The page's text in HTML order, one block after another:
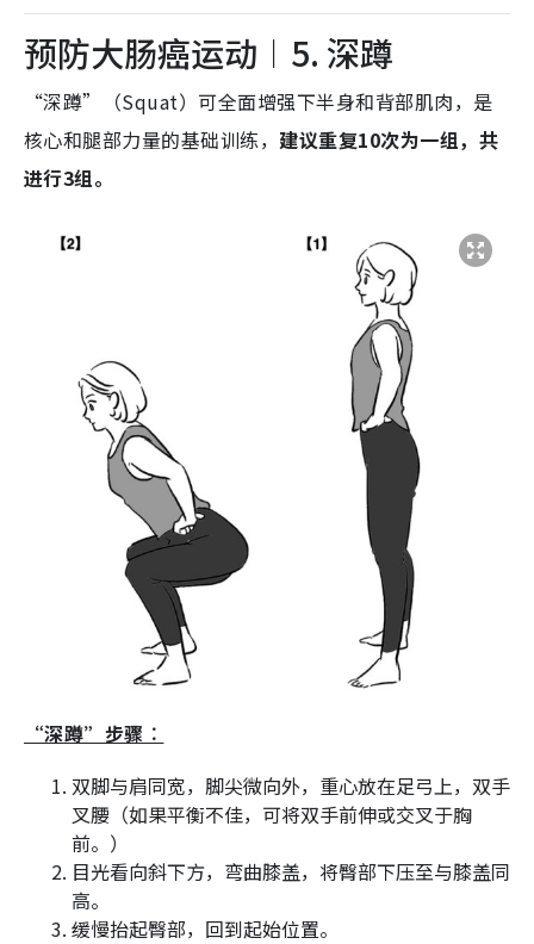
预防大肠癌运动︱5. 深蹲
“深蹲”（Squat）可全面增强下半身和背部肌肉，是
核心和腿部力量的基础训练，建议重复10次为一组，共
进行3组。
“深蹲”步骤︰
双脚与肩同宽，脚尖微向外，重心放在足弓上，双手
叉腰（如果平衡不佳，可将双手前伸或交叉于胸
前。）
目光看向斜下方，弯曲膝盖，将臀部下压至与膝盖同
高。
缓慢抬起臀部，回到起始位置。